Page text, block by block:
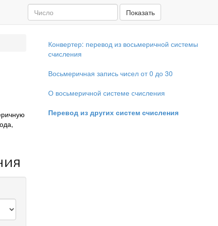
Показать
Конвертер: перевод из восьмеричной системы
счисления
Восьмеричная запись чисел от 0 до 30
О восьмеричной системе счисления
Перевод из других систем счисления